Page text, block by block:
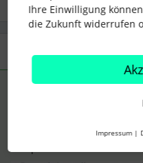
AlexB
da ist ein Steuerungs-Flag
Ihre Einwilligung
die Zukunft widerrufen
Impressum |